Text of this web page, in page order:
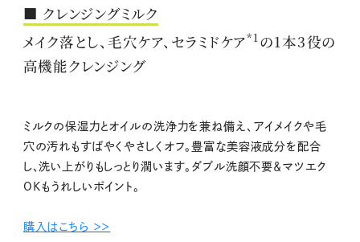
■ クレンジングミルク
メイク落とし、毛穴ケア、セラミドケア*1の1本3役の
高機能クレンジング
ミルクの保湿力とオイルの洗浄力を兼ね備え、アイメイクや毛
穴の汚れもすばやくやさしくオフ。豊富な美容液成分を配合
し、洗い上がりもしっとり潤います。ダブル洗顔不要＆マツエク
OKもうれしいポイント。
購入はこちら ＞＞